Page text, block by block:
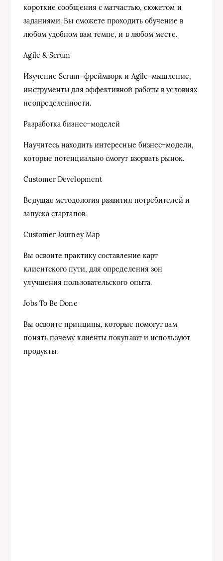
короткие сообщения с матчастью, сюжетом и
заданиями. Вы сможете проходить обучение в
любом удобном вам темпе, и в любом месте.
Agile & Scrum
Изучение Scrum–фреймворк и Agile–мышление,
инструменты для эффективной работы в условиях
неопределенности.
Разработка бизнес–моделей
Научитесь находить интересные бизнес–модели,
которые потенциально смогут взорвать рынок.
Customer Development
Ведущая методология развития потребителей и
запуска стартапов.
Customer Journey Map
Вы освоите практику составление карт
клиентского пути, для определения зон
улучшения пользовательского опыта.
Jobs To Be Done
Вы освоите принципы, которые помогут вам
понять почему клиенты покупают и используют
продукты.